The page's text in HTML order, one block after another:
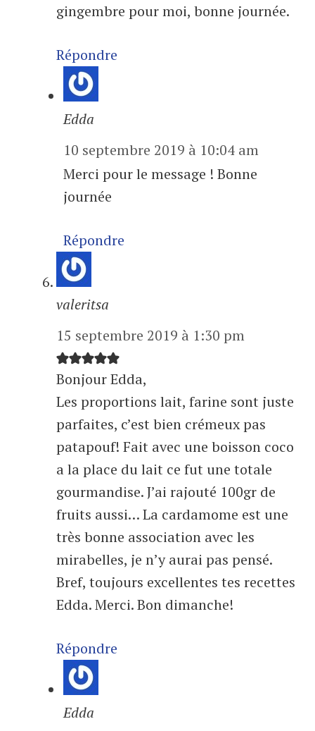
gingembre pour moi, bonne journée.
Répondre
Edda
10 septembre 2019 à 10:04 am
Merci pour le message ! Bonne
journée
Répondre
valeritsa
15 septembre 2019 à 1:30 pm
Bonjour Edda,
Les proportions lait, farine sont juste
parfaites, c’est bien crémeux pas
patapouf! Fait avec une boisson coco
a la place du lait ce fut une totale
gourmandise. J’ai rajouté 100gr de
fruits aussi… La cardamome est une
très bonne association avec les
mirabelles, je n’y aurai pas pensé.
Bref, toujours excellentes tes recettes
Edda. Merci. Bon dimanche!
Répondre
Edda